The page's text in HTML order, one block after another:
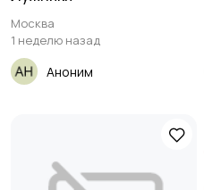
Москва
1 неделю назад
Аноним